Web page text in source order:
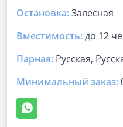
Остановка:Залесная
Вместимость:до 12
Парная: Русская,
Минимальный заказ: